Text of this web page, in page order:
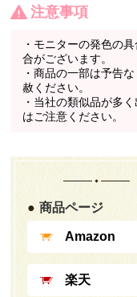
注意事項
・モニターの発色の
合がございます。
・商品の一部は予告
赦ください。
・当社の類似品が多
はご注意ください。
商品ページ
Amazon
楽天